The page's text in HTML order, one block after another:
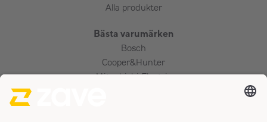
Alla produkter
Bästa varumärken
Bosch
Cooper&Hunter
Mitsubishi Electric